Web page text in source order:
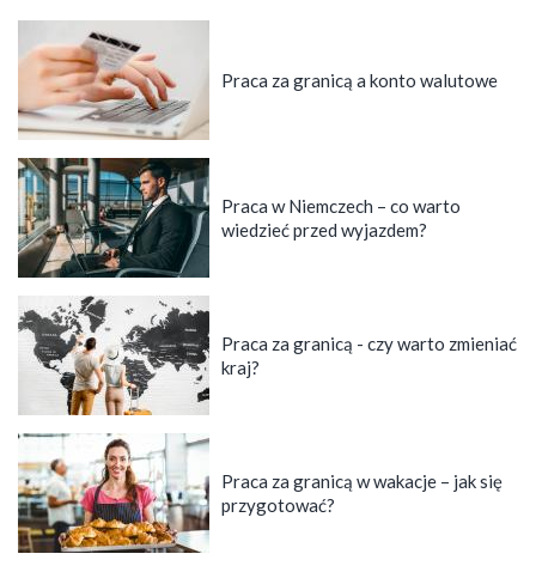
Praca za granicą a konto walutowe
Praca w Niemczech – co warto
wiedzieć przed wyjazdem?
Praca za granicą - czy warto zmieniać
kraj?
Praca za granicą w wakacje – jak się
przygotować?